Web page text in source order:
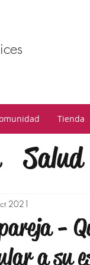
Tienda
Salud
-
a su
2021